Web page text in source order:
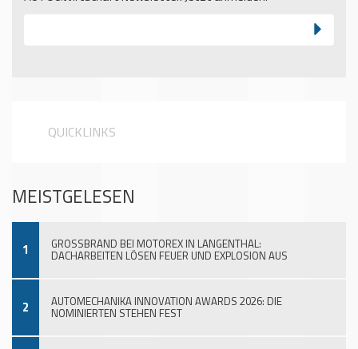
QUICKLINKS
MEISTGELESEN
1 GROSSBRAND BEI MOTOREX IN LANGENTHAL:
DACHARBEITEN LÖSEN FEUER UND EXPLOSION AUS
2 AUTOMECHANIKA INNOVATION AWARDS 2026: DIE
NOMINIERTEN STEHEN FEST